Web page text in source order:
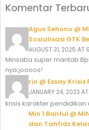
Komentar
Agus Sehono @
Sosialisasi GTK
AUGUST 31, 2025 AT
Minsaba super mantab
nya joooos!
rio @ Essay
JANUARY 24, 2023
krisis karakter pendidikan
Min 1 Bantul @
dan Tahfidz